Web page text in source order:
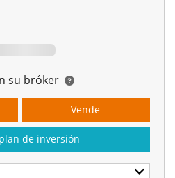
su bróker
Vende
de inversión